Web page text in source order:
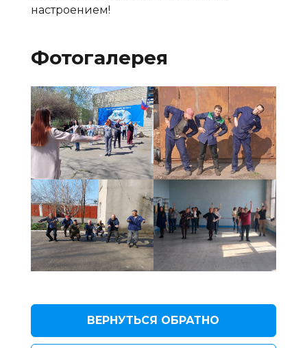
настроением!
Фотогалерея
ВЕРНУТЬСЯ ОБРАТНО